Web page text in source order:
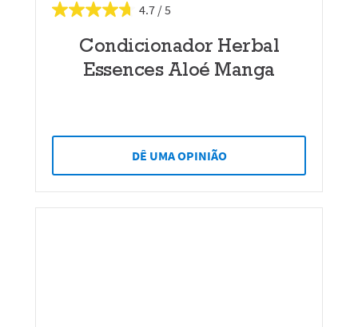
4.7
Condicionador Herbal
Essences Aloé Manga
DÊ UMA OPINIÃO